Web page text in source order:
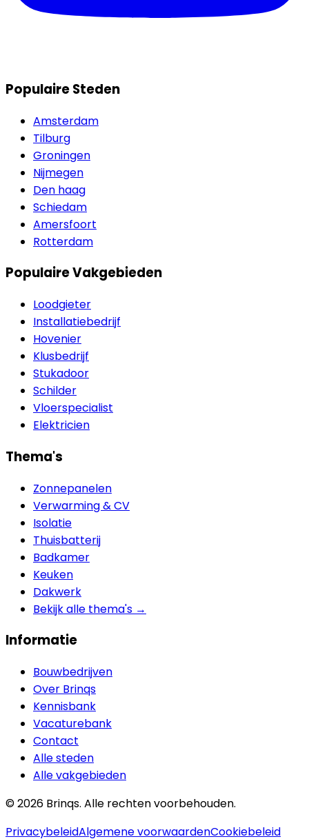
Populaire Steden
Amsterdam
Tilburg
Groningen
Nijmegen
Den haag
Schiedam
Amersfoort
Rotterdam
Populaire Vakgebieden
Loodgieter
Installatiebedrijf
Hovenier
Klusbedrijf
Stukadoor
Schilder
Vloerspecialist
Elektricien
Thema's
Zonnepanelen
Verwarming & CV
Isolatie
Thuisbatterij
Badkamer
Keuken
Dakwerk
Bekijk alle thema's →
Informatie
Bouwbedrijven
Over Brinqs
Kennisbank
Vacaturebank
Contact
Alle steden
Alle vakgebieden
©2026 Brinqs. Alle rechten voorbehouden.
PrivacybeleidAlgemene voorwaardenCookiebeleid